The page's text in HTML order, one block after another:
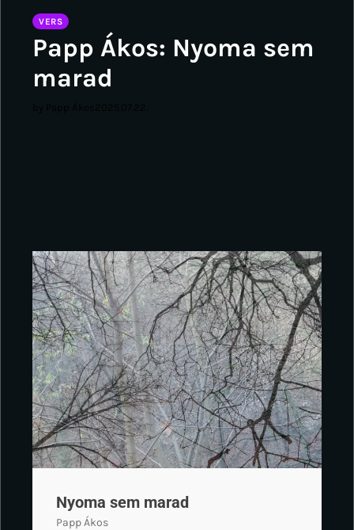
VERS
Papp Ákos: Nyoma sem
marad
Nyoma sem marad
Papp Ákos